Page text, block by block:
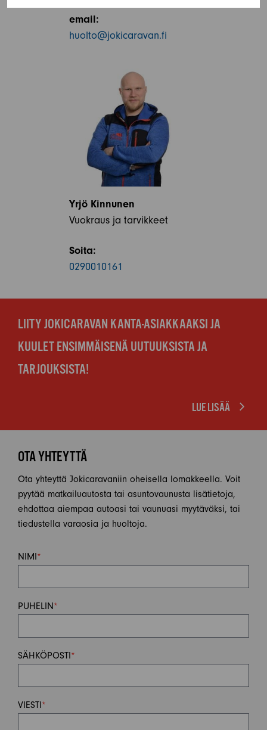
email:
huolto@jokicaravan.fi
Yrjö Kinnunen
Vuokraus ja tarvikkeet
Soita:
0290010161
LIITY JOKICARAVAN KANTA-ASIAKKAAKSI JA
KUULET ENSIMMÄISENÄ UUTUUKSISTA JA
TARJOUKSISTA!
LUE LISÄÄ
OTA YHTEYTTÄ
Ota yhteyttä Jokicaravaniin oheisella lomakkeella. Voit
pyytää matkailuautosta tai asuntovaunusta lisätietoja,
ehdottaa aiempaa autoasi tai vaunuasi myytäväksi, tai
tiedustella varaosia ja huoltoja.
NIMI*
PUHELIN*
SÄHKÖPOSTI*
VIESTI*